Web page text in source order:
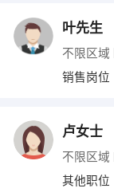
收银员
水电/机修
编辑
叶先生
不限区域
销售岗位
卢女士
不限区域
其他职位